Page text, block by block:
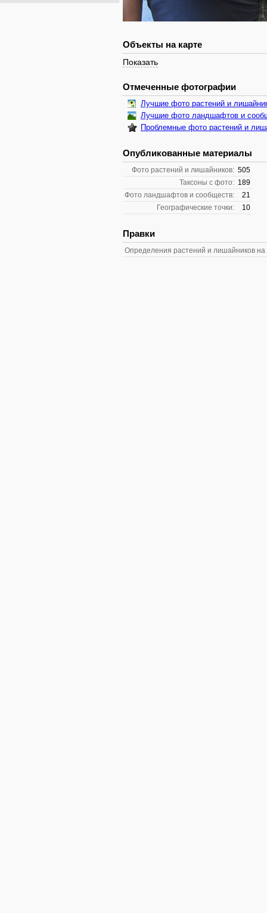
Объекты на карте
Показать
Отмеченные фотографии
Лучшие фото растений и
Лучшие фото ландшафтов и
Проблемные фото растений и
Опубликованные материалы
Фото растений и лишайников: 505
Таксоны с фото: 189
Фото ландшафтов и сообществ:
21
Географические точки:
10
Правки
Определения растений и лишайников